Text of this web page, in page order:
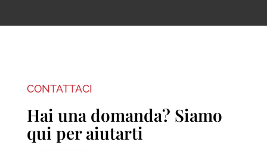
CONTATTACI
Hai una domanda? Siamo
qui per aiutarti